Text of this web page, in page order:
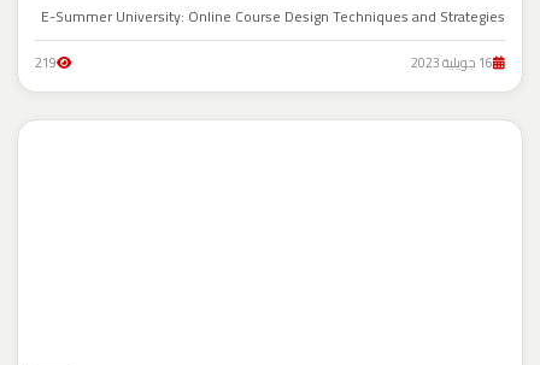
E-Summer University: Online Course Design Techniques and Strategies
16 جويلية 2023 219